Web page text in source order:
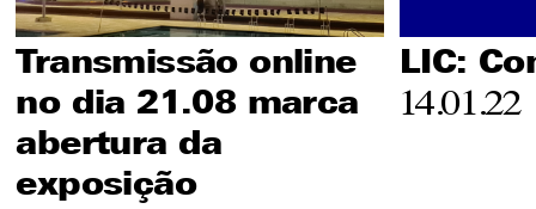
Transmissão online
no dia 21.08 marca
abertura da
exposição
LIC:
14.01.22